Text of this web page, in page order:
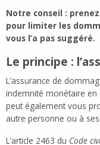
Notre conseil :
pour limiter les
vous l’a pas suggéré.
Le principe :
L’assurance de
indemnité monétaire en
peut également vous
autre personne ou à
L’article 2463 du Code